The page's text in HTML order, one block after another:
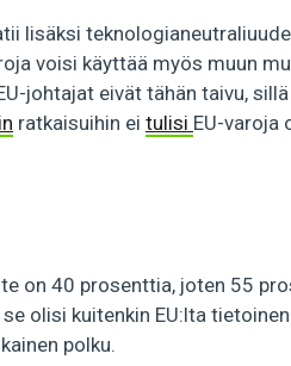
lisäksi
voisi käyttää myös muun
johtajat eivät tähän taivu,
ratkaisuihin ei tulisi EU-varoja
on 40 prosenttia, joten 55
olisi kuitenkin EU:lta
polku.